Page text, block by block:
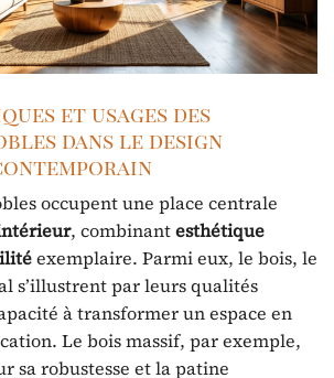
et usages des
dans le design
occupent une place centrale
, combinantesthétique
exemplaire. Parmi eux, le bois, le
s’illustrent par leurs qualités
à transformer un espace en
Le bois massif, par exemple,
sa robustesse et la patine